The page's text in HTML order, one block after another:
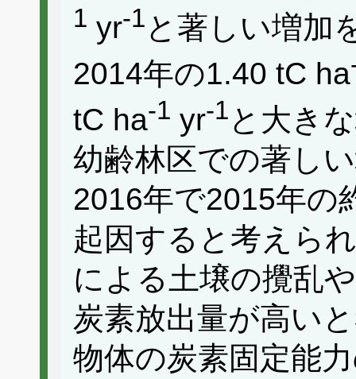
1 yr-1と著しい増加
2014年の1.40 tC ha
tC ha-1 yr-1と大き
幼齢林区での著し
2016年で2015年の
起因すると考えら
による土壌の攪乱
炭素放出量が高い
物体の炭素固定能